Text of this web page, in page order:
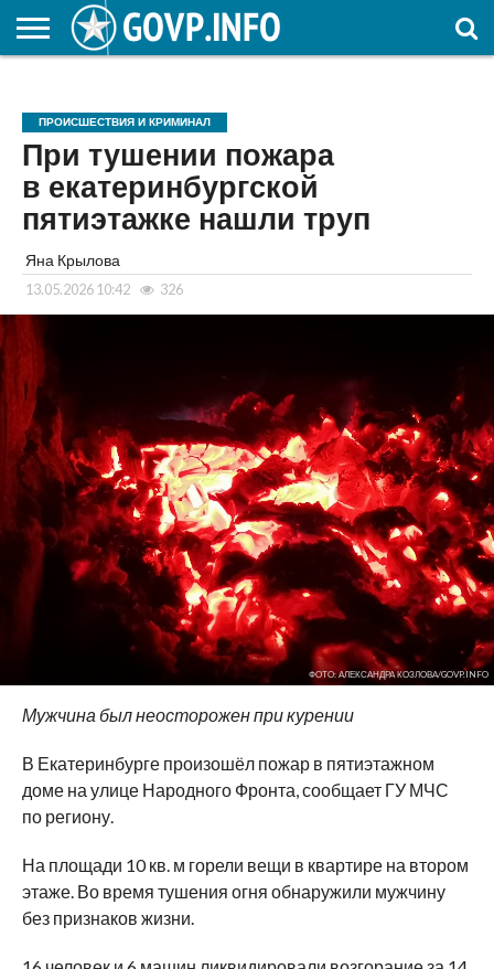
ОБРАЗОВАНИЕ
ПРОИСШЕСТВИЯ И КРИМИНАЛ
При тушении пожара
в екатеринбургской
пятиэтажке нашли труп
Яна Крылова
13.05.2026 10:42 326
ФОТО: АЛЕКСАНДРА КОЗЛОВА/GOVP.INFO
Мужчина был неосторожен при курении
В Екатеринбурге произошёл пожар в пятиэтажном
доме на улице Народного Фронта, сообщает ГУ МЧС
по региону.
На площади 10 кв. м горели вещи в квартире на втором
этаже. Во время тушения огня обнаружили мужчину
без признаков жизни.